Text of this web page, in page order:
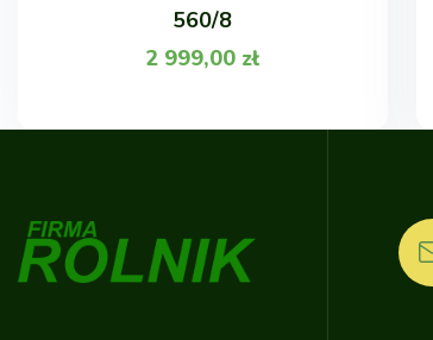
560/8
2 999,00 zł